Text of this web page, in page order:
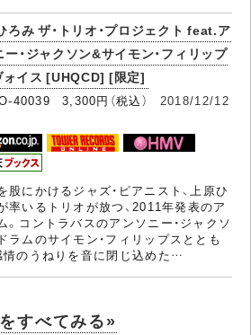
ろみ ザ・トリオ・プロジェクト feat.ア
ー・ジャクソン&サイモン・フィリップ
ォイス [UHQCD] [限定]
40039 3,300円（税込） 2018/12/12
股にかけるジャズ・ピアニスト、上原ひ
率いるトリオが放つ、2011年発表のア
。コントラバスのアンソニー・ジャクソ
ラムのサイモン・フィリップスととも
情のうねりを音に閉じ込めた…
すべてみる»